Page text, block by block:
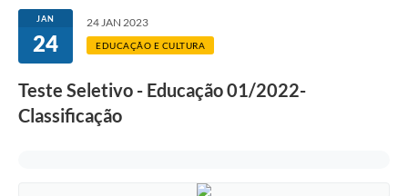
Editais
Covid-19 / Vacinação
SIAFIC
JAN
24
24 JAN 2023
EDUCAÇÃO E CULTURA
Teste Seletivo - Educação 01/2022-
Classificação